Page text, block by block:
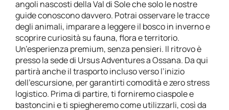
angoli nascosti della Val di Sole che solo le nostre
guide conoscono davvero. Potrai osservare le tracce
degli animali, imparare a leggere il bosco in inverno e
scoprire curiosità su fauna, flora e territorio.
Un’esperienza premium, senza pensieri. Il ritrovo è
presso la sede di Ursus Adventures a Ossana. Da qui
partirà anche il trasporto incluso verso l’inizio
dell’escursione, per garantirti comodità e zero stress
logistico. Prima di partire, ti forniremo ciaspole e
bastoncini e ti spiegheremo come utilizzarli, così da